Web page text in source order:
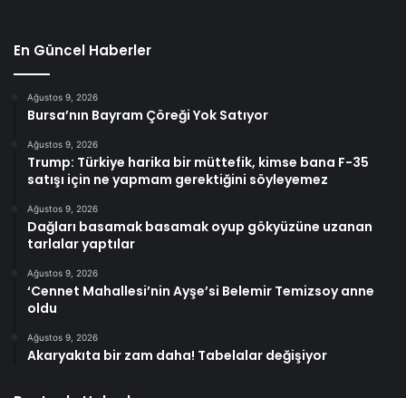
En Güncel Haberler
Ağustos 9, 2026
Bursa’nın Bayram Çöreği Yok Satıyor
Ağustos 9, 2026
Trump: Türkiye harika bir müttefik, kimse bana F-35
satışı için ne yapmam gerektiğini söyleyemez
Ağustos 9, 2026
Dağları basamak basamak oyup gökyüzüne uzanan
tarlalar yaptılar
Ağustos 9, 2026
‘Cennet Mahallesi’nin Ayşe’si Belemir Temizsoy anne
oldu
Ağustos 9, 2026
Akaryakıta bir zam daha! Tabelalar değişiyor